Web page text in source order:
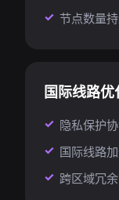
节点数量
国际线路优
隐私保护
国际线路
跨区域冗